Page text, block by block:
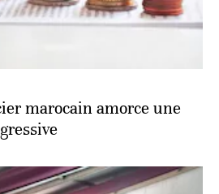
marocain amorce une